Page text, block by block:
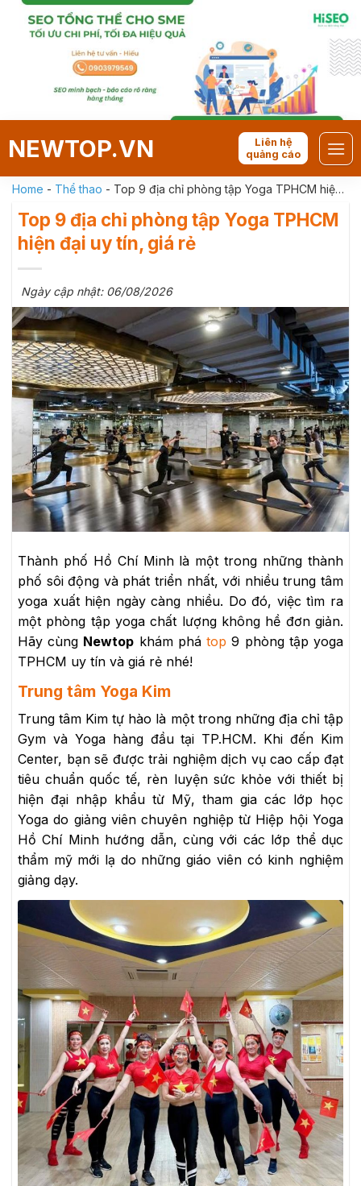
Skip
NEWTOP.VN
Liên hệ
quảng cáo
Home - Thể thao - Top 9 địa chỉ phòng tập Yoga TPHCM hiện
Top 9 địa chỉ phòng tập Yoga TPHCM
hiện đại uy tín, giá rẻ
Ngày cập nhật: 06/08/2026
Thành phố Hồ Chí Minh là một trong những thành
phố sôi động và phát triển nhất, với nhiều trung tâm
yoga xuất hiện ngày càng nhiều. Do đó, việc tìm ra
một phòng tập yoga chất lượng không hề đơn giản.
Hãy cùng Newtop khám phátop 9 phòng tập yoga
TPHCM uy tín và giá rẻ nhé!
Trung tâm Yoga Kim
Trung tâm Kim tự hào là một trong những địa chỉ tập
Gym và Yoga hàng đầu tại TP.HCM. Khi đến Kim
Center, bạn sẽ được trải nghiệm dịch vụ cao cấp đạt
tiêu chuẩn quốc tế, rèn luyện sức khỏe với thiết bị
hiện đại nhập khẩu từ Mỹ, tham gia các lớp học
Yoga do giảng viên chuyên nghiệp từ Hiệp hội Yoga
Hồ Chí Minh hướng dẫn, cùng với các lớp thể dục
thẩm mỹ mới lạ do những giáo viên có kinh nghiệm
giảng dạy.